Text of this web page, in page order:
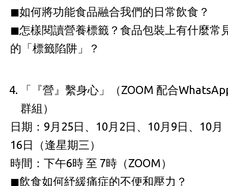
◼如何將功能食品融合我們的日常飲食？
◼怎樣閱讀營養標籤？食品包裝上有什麼常
的「標籤陷阱」？
「『營』繫身心」（ZOOM 配合
群組）
日期：9月25日、10月2日、10月9日、10月
16日（逢星期三）
時間：下午6時 至 7時（ZOOM）
◼飲食如何紓緩痛症的不便和壓力？